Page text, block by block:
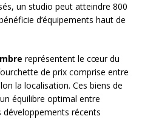
un studio peut atteindre 800
d’équipements haut de
représentent le cœur du
de prix comprise entre
la localisation. Ces biens de
équilibre optimal entre
récents